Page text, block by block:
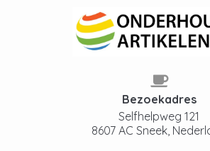
Bezoekadres
Selfhelpweg 121
8607 AC Sneek,